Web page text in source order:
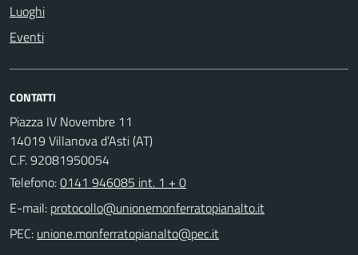
Luoghi
Eventi
CONTATTI
Piazza IV Novembre 11
14019 Villanova d’Asti (AT)
C.F. 92081950054
Telefono:0141 946085 int. 1 + 0
E-mail:
PEC: